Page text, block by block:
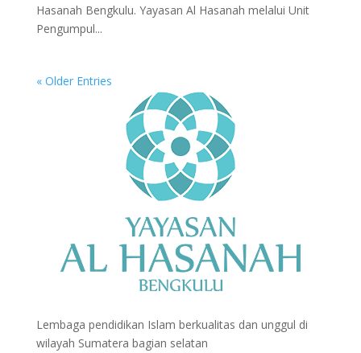
Hasanah Bengkulu. Yayasan Al Hasanah melalui Unit
Pengumpul...
« Older Entries
Lembaga pendidikan Islam berkualitas dan unggul di
wilayah Sumatera bagian selatan